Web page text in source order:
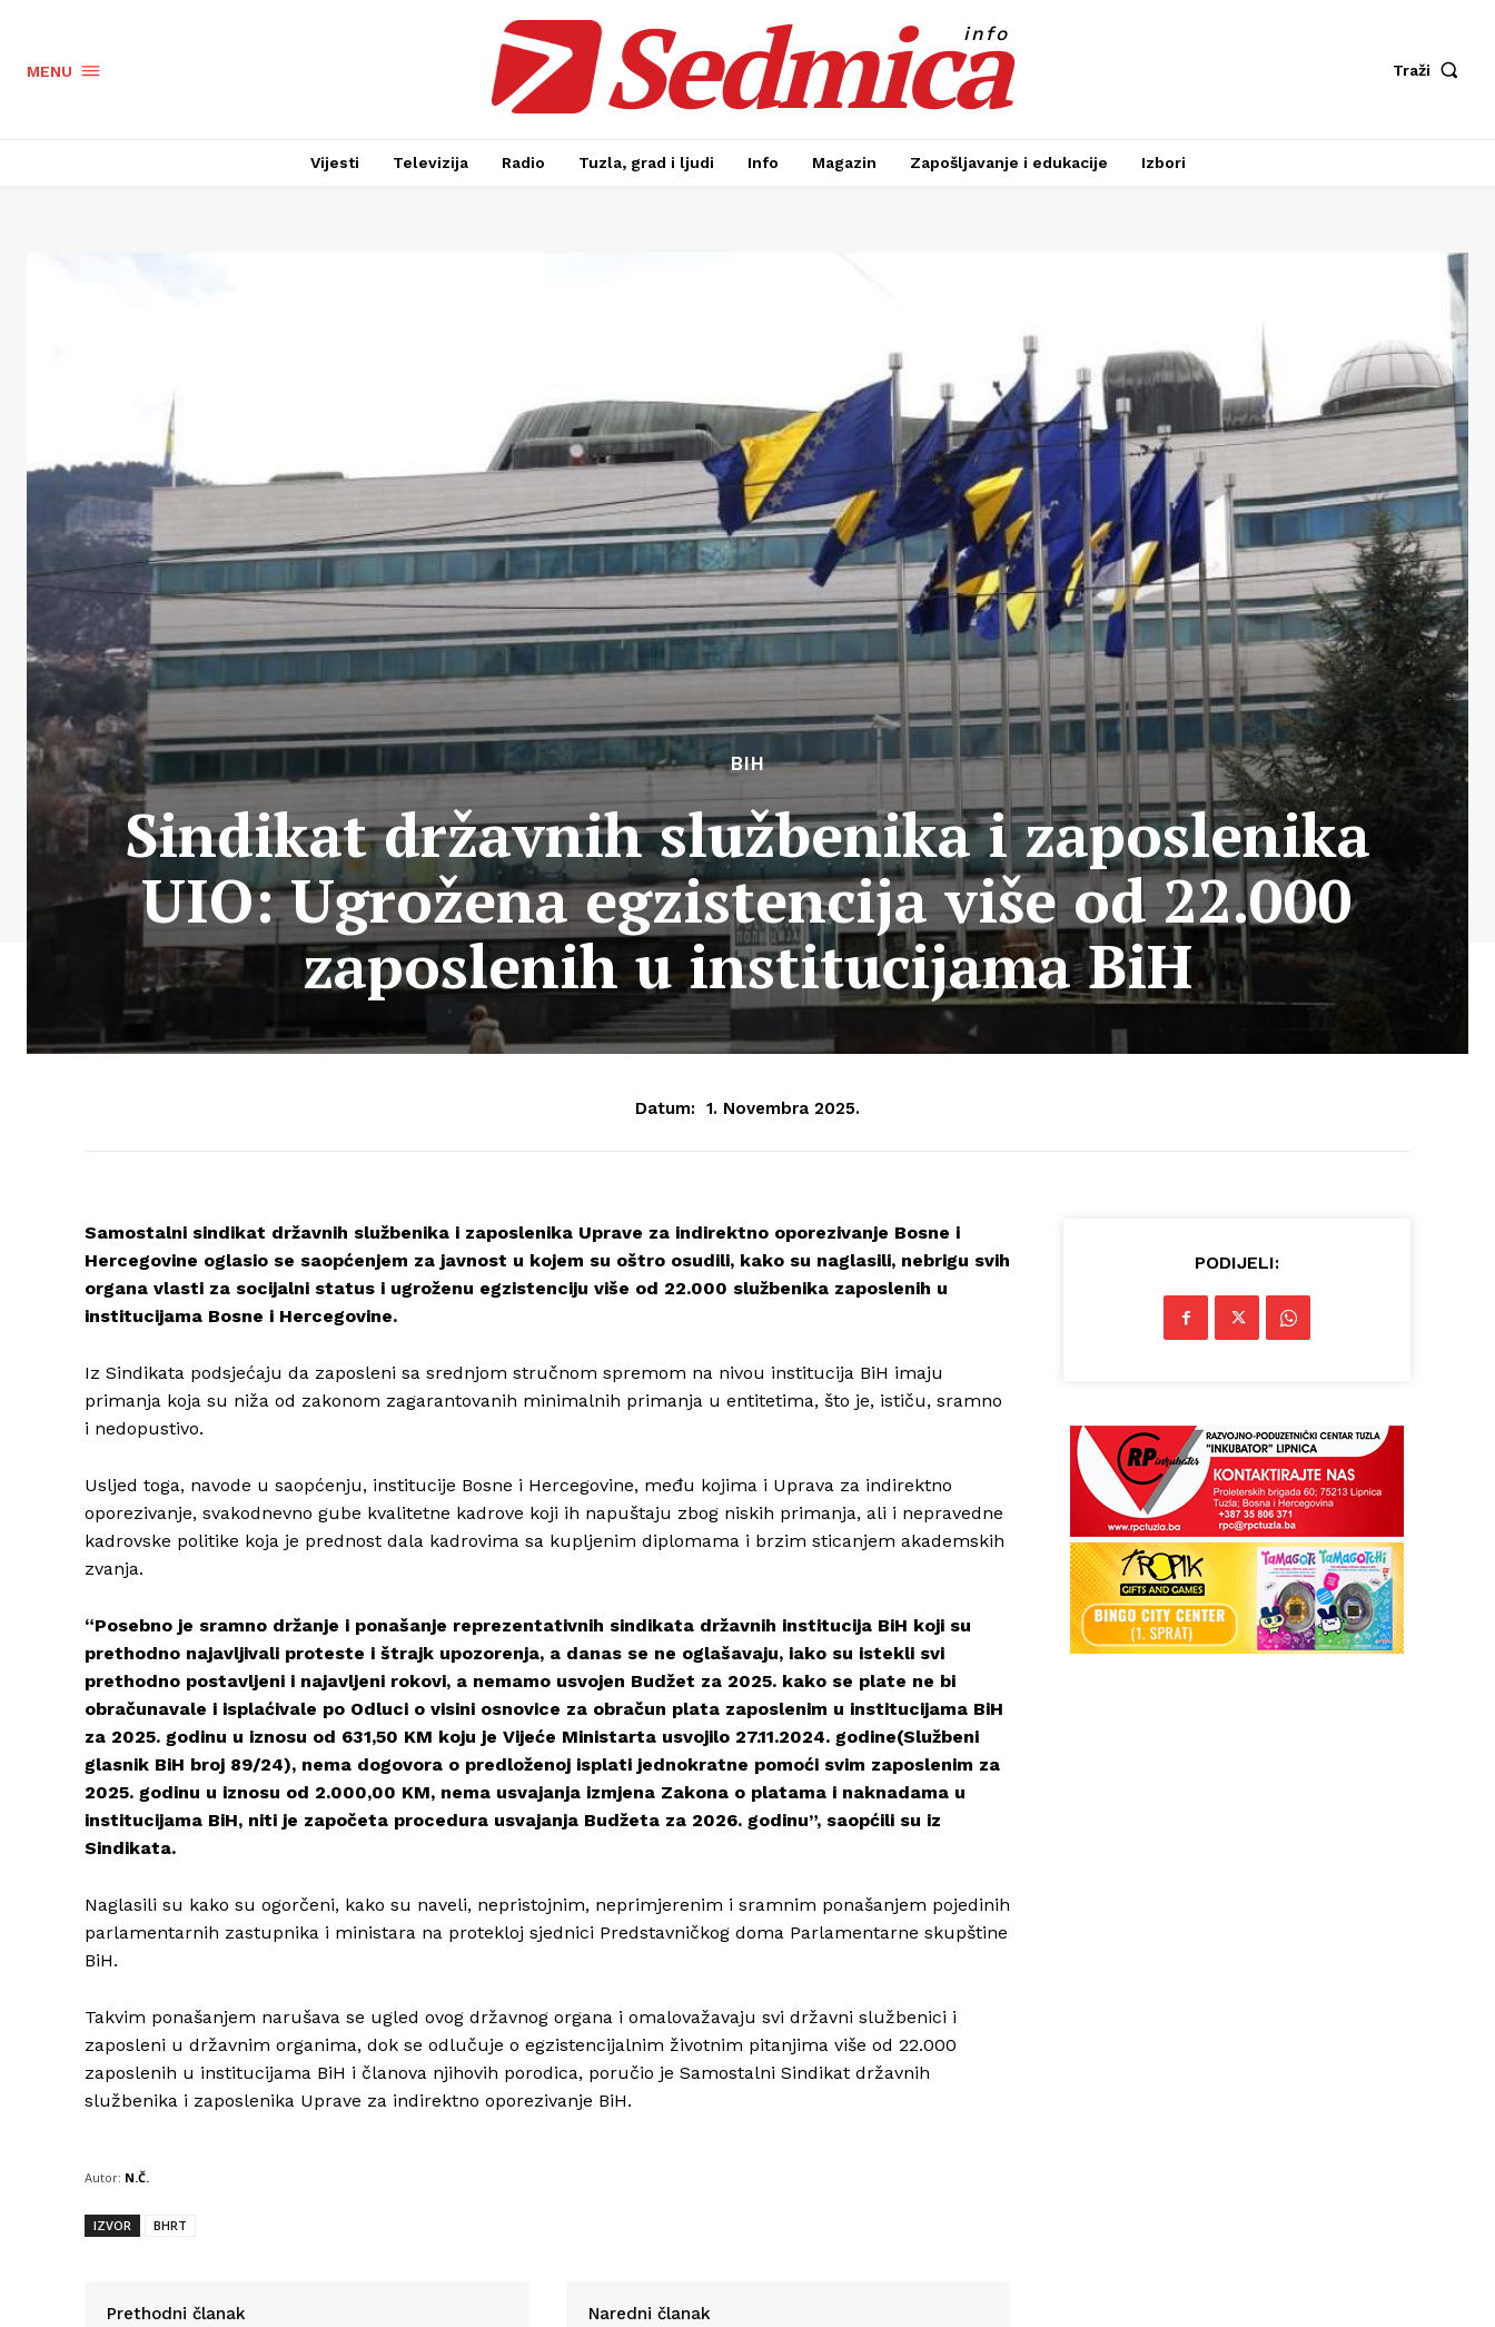
Info
Impressum
MENU Sedmica
info
Traži
Vijesti Televizija Radio Tuzla, grad i ljudi Info Magazin Zapošljavanje i edukacije Izbori
BIH
Sindikat državnih službenika i zaposlenika
UIO: Ugrožena egzistencija više od 22.000
zaposlenih u institucijama BiH
Datum: 1. Novembra 2025.
Samostalni sindikat državnih službenika i zaposlenika Uprave za indirektno oporezivanje Bosne i
Hercegovine oglasio se saopćenjem za javnost u kojem su oštro osudili, kako su naglasili, nebrigu svih
organa vlasti za socijalni status i ugroženu egzistenciju više od 22.000 službenika zaposlenih u
institucijama Bosne i Hercegovine.
Iz Sindikata podsjećaju da zaposleni sa srednjom stručnom spremom na nivou institucija BiH imaju
primanja koja su niža od zakonom zagarantovanih minimalnih primanja u entitetima, što je, ističu, sramno
i nedopustivo.
Usljed toga, navode u saopćenju, institucije Bosne i Hercegovine, među kojima i Uprava za indirektno
oporezivanje, svakodnevno gube kvalitetne kadrove koji ih napuštaju zbog niskih primanja, ali i nepravedne
kadrovske politike koja je prednost dala kadrovima sa kupljenim diplomama i brzim sticanjem akademskih
zvanja.
“Posebno je sramno držanje i ponašanje reprezentativnih sindikata državnih institucija BiH koji su
prethodno najavljivali proteste i štrajk upozorenja, a danas se ne oglašavaju, iako su istekli svi
prethodno postavljeni i najavljeni rokovi, a nemamo usvojen Budžet za 2025. kako se plate ne bi
obračunavale i isplaćivale po Odluci o visini osnovice za obračun plata zaposlenim u institucijama BiH
za 2025. godinu u iznosu od 631,50 KM koju je Vijeće Ministarta usvojilo 27.11.2024. godine(Službeni
glasnik BiH broj 89/24), nema dogovora o predloženoj isplati jednokratne pomoći svim zaposlenim za
2025. godinu u iznosu od 2.000,00 KM, nema usvajanja izmjena Zakona o platama i naknadama u
institucijama BiH, niti je započeta procedura usvajanja Budžeta za 2026. godinu”, saopćili su iz
Sindikata.
Naglasili su kako su ogorčeni, kako su naveli, nepristojnim, neprimjerenim i sramnim ponašanjem pojedinih
parlamentarnih zastupnika i ministara na protekloj sjednici Predstavničkog doma Parlamentarne skupštine
BiH.
Takvim ponašanjem narušava se ugled ovog državnog organa i omalovažavaju svi državni službenici i
zaposleni u državnim organima, dok se odlučuje o egzistencijalnim životnim pitanjima više od 22.000
zaposlenih u institucijama BiH i članova njihovih porodica, poručio je Samostalni Sindikat državnih
službenika i zaposlenika Uprave za indirektno oporezivanje BiH.
Autor: N.Č.
IZVOR BHRT
Prethodni članak Naredni članak
PODIJELI: